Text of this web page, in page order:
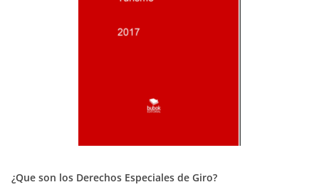
¿Que son los Derechos Especiales de Giro?